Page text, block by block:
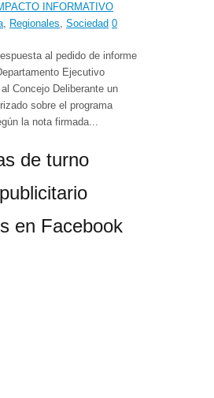
INFORMATIVO
, Regionales, Sociedad 0
al pedido de informe
Ejecutivo
Concejo Deliberante un
sobre el programa
la nota firmada...
de turno
en Facebook